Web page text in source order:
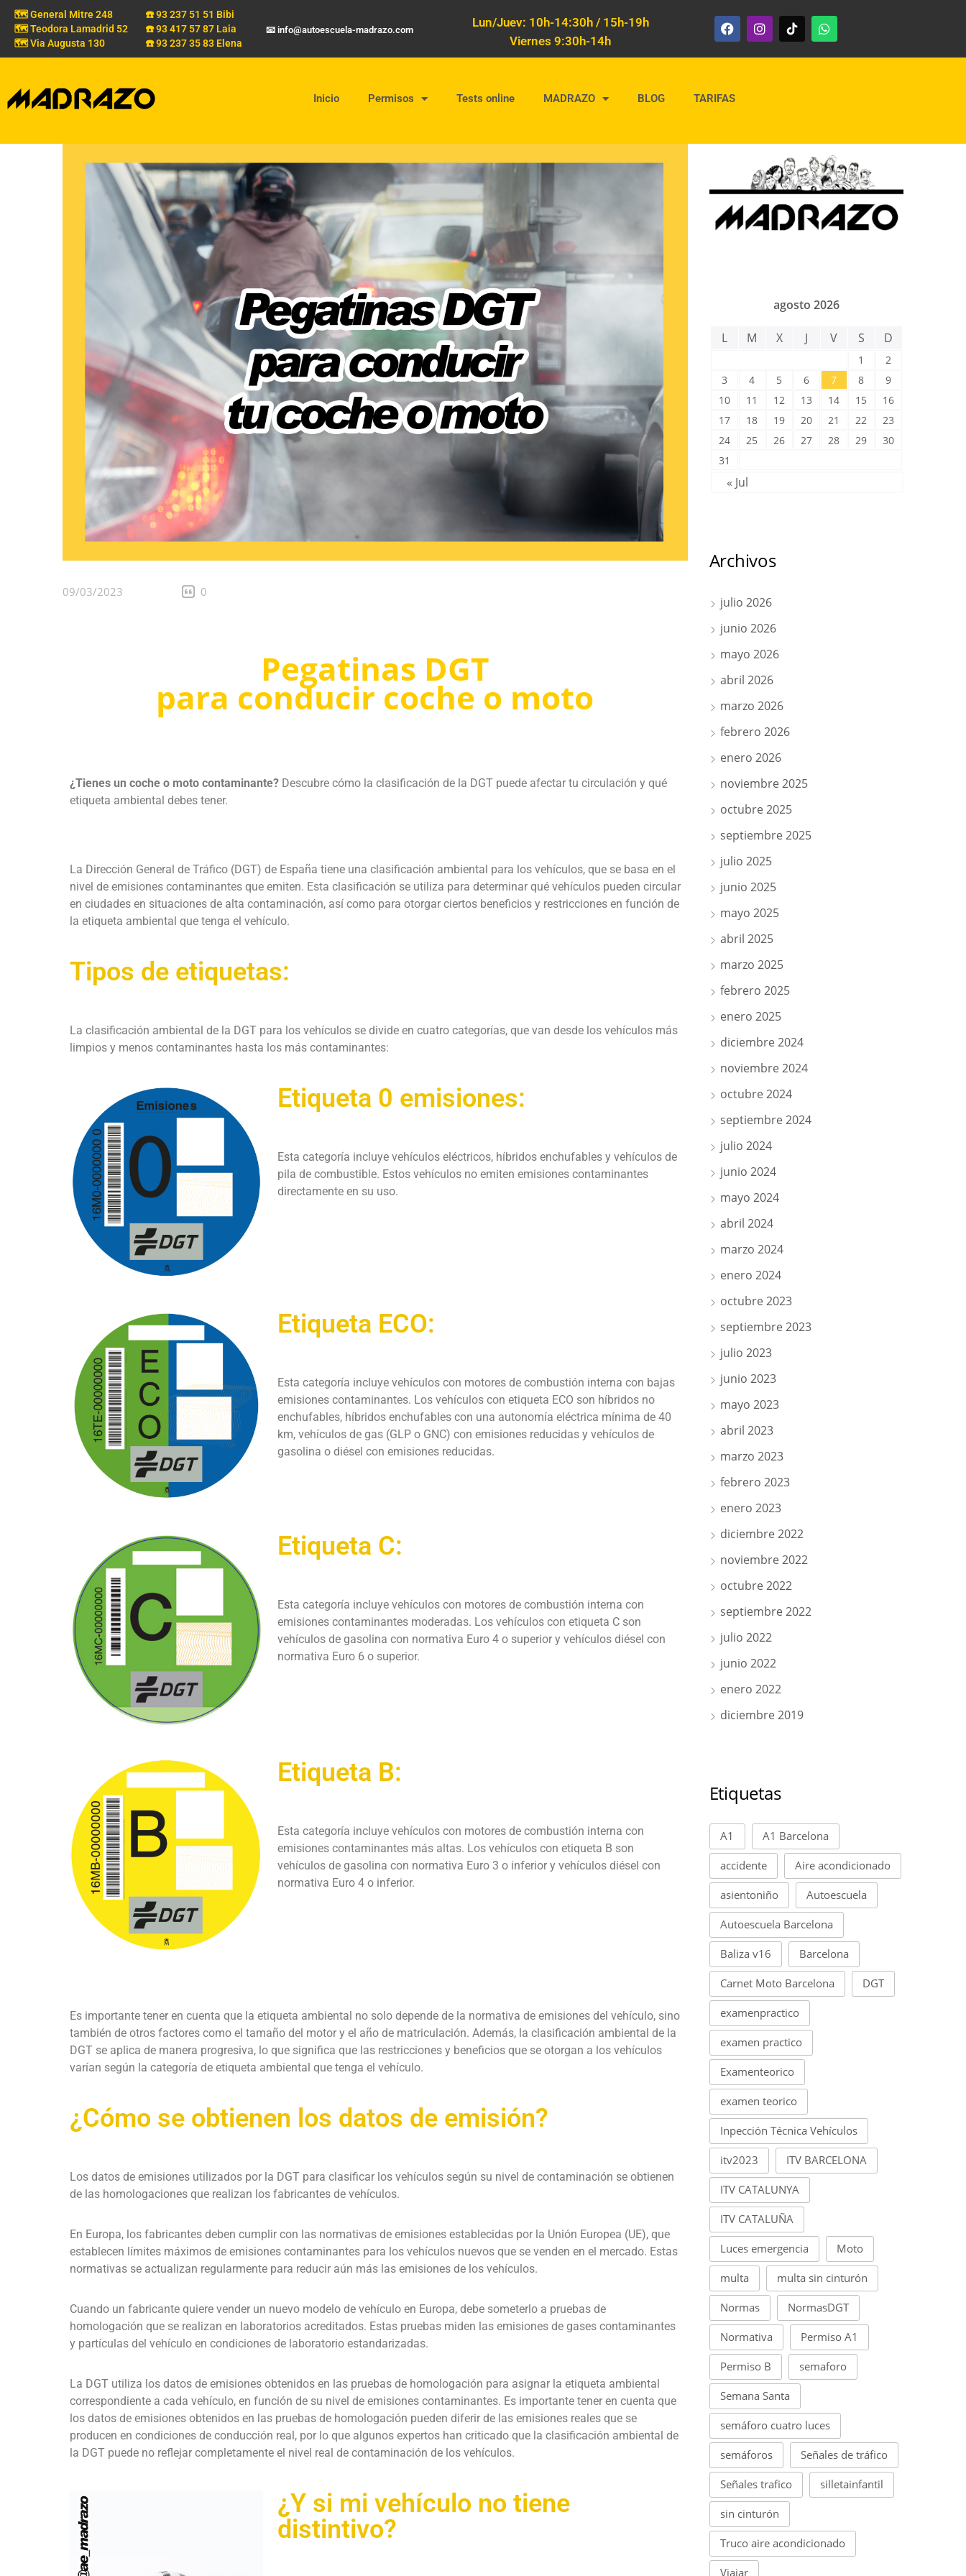
🗺️ General Mitre 248
🗺️ Teodora Lamadrid 52
🗺️ Via Augusta 130
☎️ 93 237 51 51 Bibi
☎️ 93 417 57 87 Laia
☎️ 93 237 35 83 Elena
📧 info@autoescuela-madrazo.com
Lun/Juev: 10h-14:30h / 15h-19h
Viernes 9:30h-14h
Inicio Permisos Tests online MADRAZO BLOG TARIFAS
09/03/2023 0
Pegatinas DGT
para conducir coche o moto
¿Tienes un coche o moto contaminante?Descubre cómo la clasificación de la DGT puede afectar tu circulación y qué
etiqueta ambiental debes tener.
La Dirección General de Tráfico (DGT) de España tiene una clasificación ambiental para los vehículos, que se basa en el
nivel de emisiones contaminantes que emiten. Esta clasificación se utiliza para determinar qué vehículos pueden circular
en ciudades en situaciones de alta contaminación, así como para otorgar ciertos beneficios y restricciones en función de
la etiqueta ambiental que tenga el vehículo.
Tipos de etiquetas:
La clasificación ambiental de la DGT para los vehículos se divide en cuatro categorías, que van desde los vehículos más
limpios y menos contaminantes hasta los más contaminantes:
Etiqueta 0 emisiones:
Esta categoría incluye vehículos eléctricos, híbridos enchufables y vehículos de
pila de combustible. Estos vehículos no emiten emisiones contaminantes
directamente en su uso.
Etiqueta ECO:
Esta categoría incluye vehículos con motores de combustión interna con bajas
emisiones contaminantes. Los vehículos con etiqueta ECO son híbridos no
enchufables, híbridos enchufables con una autonomía eléctrica mínima de 40
km, vehículos de gas (GLP o GNC) con emisiones reducidas y vehículos de
gasolina o diésel con emisiones reducidas.
Etiqueta C:
Esta categoría incluye vehículos con motores de combustión interna con
emisiones contaminantes moderadas. Los vehículos con etiqueta C son
vehículos de gasolina con normativa Euro 4 o superior y vehículos diésel con
normativa Euro 6 o superior.
Etiqueta B:
Esta categoría incluye vehículos con motores de combustión interna con
emisiones contaminantes más altas. Los vehículos con etiqueta B son
vehículos de gasolina con normativa Euro 3 o inferior y vehículos diésel con
normativa Euro 4 o inferior.
Es importante tener en cuenta que la etiqueta ambiental no solo depende de la normativa de emisiones del vehículo, sino
también de otros factores como el tamaño del motor y el año de matriculación. Además, la clasificación ambiental de la
DGT se aplica de manera progresiva, lo que significa que las restricciones y beneficios que se otorgan a los vehículos
varían según la categoría de etiqueta ambiental que tenga el vehículo.
¿Cómo se obtienen los datos de emisión?
Los datos de emisiones utilizados por la DGT para clasificar los vehículos según su nivel de contaminación se obtienen
de las homologaciones que realizan los fabricantes de vehículos.
En Europa, los fabricantes deben cumplir con las normativas de emisiones establecidas por la Unión Europea (UE), que
establecen límites máximos de emisiones contaminantes para los vehículos nuevos que se venden en el mercado. Estas
normativas se actualizan regularmente para reducir aún más las emisiones de los vehículos.
Cuando un fabricante quiere vender un nuevo modelo de vehículo en Europa, debe someterlo a pruebas de
homologación que se realizan en laboratorios acreditados. Estas pruebas miden las emisiones de gases contaminantes
y partículas del vehículo en condiciones de laboratorio estandarizadas.
La DGT utiliza los datos de emisiones obtenidos en las pruebas de homologación para asignar la etiqueta ambiental
correspondiente a cada vehículo, en función de su nivel de emisiones contaminantes. Es importante tener en cuenta que
los datos de emisiones obtenidos en las pruebas de homologación pueden diferir de las emisiones reales que se
producen en condiciones de conducción real, por lo que algunos expertos han criticado que la clasificación ambiental de
la DGT puede no reflejar completamente el nivel real de contaminación de los vehículos.
¿Y si mi vehículo no tiene
distintivo?
agosto 2026
L M X J V S D
1
2
3
4 5 6 7 8
9
10
11 12 13 14 15
16
17
18 19 20 21 22
23
24
25 26 27 28 29
30
31
« Jul
Archivos
julio 2026
junio 2026
mayo 2026
abril 2026
marzo 2026
febrero 2026
enero 2026
noviembre 2025
octubre 2025
septiembre 2025
julio 2025
junio 2025
mayo 2025
abril 2025
marzo 2025
febrero 2025
enero 2025
diciembre 2024
noviembre 2024
octubre 2024
septiembre 2024
julio 2024
junio 2024
mayo 2024
abril 2024
marzo 2024
enero 2024
octubre 2023
septiembre 2023
julio 2023
junio 2023
mayo 2023
abril 2023
marzo 2023
febrero 2023
enero 2023
diciembre 2022
noviembre 2022
octubre 2022
septiembre 2022
julio 2022
junio 2022
enero 2022
diciembre 2019
Etiquetas
A1 A1 Barcelona
accidente Aire acondicionado
asientoniño Autoescuela
Autoescuela Barcelona
Baliza v16 Barcelona
Carnet Moto Barcelona DGT
examenpractico
examen practico
Examenteorico
examen teorico
Inpección Técnica Vehículos
itv2023 ITV BARCELONA
ITV CATALUNYA
ITV CATALUÑA
Luces emergencia Moto
multa multa sin cinturón
Normas NormasDGT
Normativa Permiso A1
Permiso B semaforo
Semana Santa
semáforo cuatro luces
semáforos Señales de tráfico
Señales trafico silletainfantil
sin cinturón
Truco aire acondicionado
Viajar